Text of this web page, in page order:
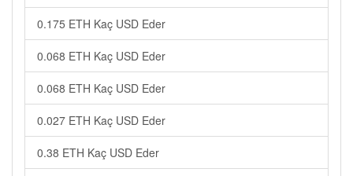
0.175 ETH Kaç USD Eder
0.068 ETH Kaç USD Eder
0.068 ETH Kaç USD Eder
0.027 ETH Kaç USD Eder
0.38 ETH Kaç USD Eder